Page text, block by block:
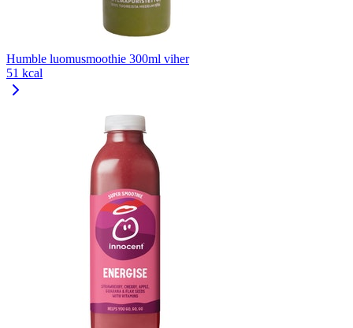
Humble luomusmoothie 300ml viher
51 kcal